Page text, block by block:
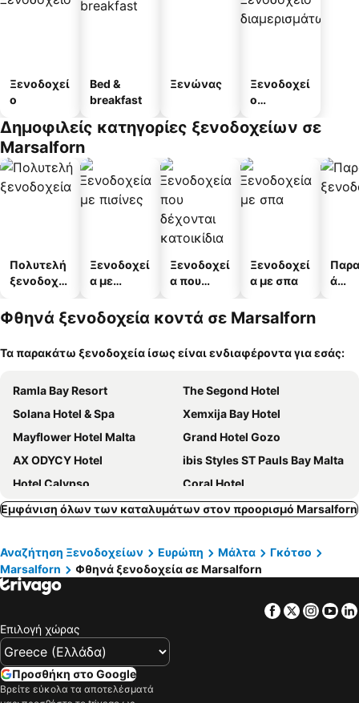
Ξενοδοχεί
ο
Bed &
breakfast
Ξενώνας
Ξενοδοχεί
ο
άτων
Δημοφιλείς κατηγορίες ξενοδοχείων σε
Marsalforn
Πολυτελή
ξενοδοχεί
Ξενοδοχεί
α με
Ξενοδοχεί
α που
κατοικίδι
Ξενοδοχεί
α με σπα
ά
Φθηνά ξενοδοχεία κοντά σε Marsalforn
Τα παρακάτω ξενοδοχεία ίσως είναι ενδιαφέροντα για εσάς:
Ramla Bay Resort
The Segond Hotel
Solana Hotel & Spa
Xemxija Bay Hotel
Mayflower Hotel Malta
Grand Hotel Gozo
AX ODYCY Hotel
ibis Styles ST Pauls Bay Malta
Hotel Calypso
Coral Hotel
Maritim Antonine Hotel & Spa
DoubleTree by Hilton Malta
La Playa Hotel
Pergola Hotel & Spa
QAWRA Palace Resort & SPA
Canifor Hotel
Topaz Hotel
Relax Inn Hotel
Primera Hotel
The Duke Boutique Hotel
db San Antonio Hotel + Spa All Inclusive
Εμφάνιση όλων των καταλυμάτων στον προορισμό Marsalforn
Αναζήτηση Ξενοδοχείων Ευρώπη Μάλτα
Γκότσο
Marsalforn
Φθηνά ξενοδοχεία σε Marsalforn
Facebook
Twitter
Επιλογή χώρας
Προσθήκη στο Google
Βρείτε εύκολα τα αποτελέσματά